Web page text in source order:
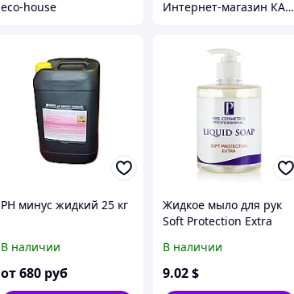
eco-house Интернет-магазин КАМЕЛИЯ
PH минус жидкий 25 кг
В наличии
от680 руб
Жидкое мыло для рук
Soft Protection Extra
В наличии
9.02$